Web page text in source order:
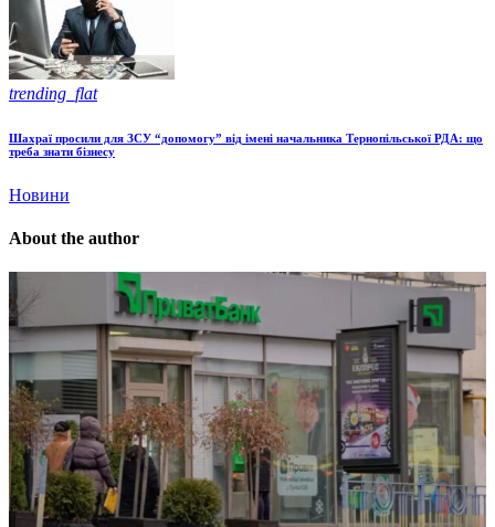
trending_flat
Шахраї просили для ЗСУ “допомогу” від імені начальника Тернопільської РДА: що
треба знати бізнесу
Новини
About the author